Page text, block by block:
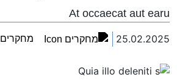
At occaecat aut earu
25.02.2025 מחקרים